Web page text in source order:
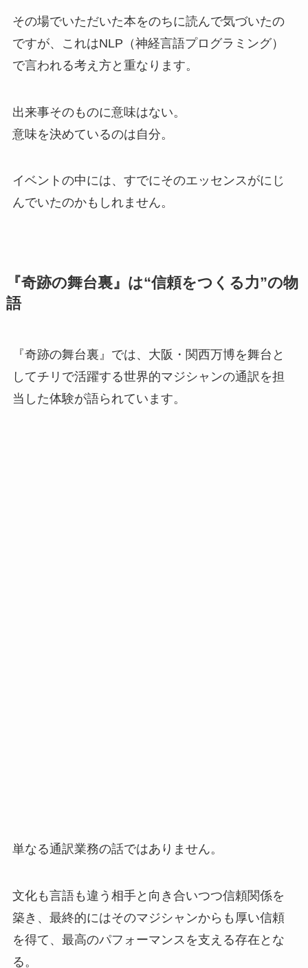
その場でいただいた本をのちに読んで気づいたの
ですが、これはNLP（神経言語プログラミング）
で言われる考え方と重なります。
出来事そのものに意味はない。
意味を決めているのは自分。
イベントの中には、すでにそのエッセンスがにじ
んでいたのかもしれません。
『奇跡の舞台裏』は“信頼をつくる力”の物
語
『奇跡の舞台裏』では、大阪・関西万博を舞台と
してチリで活躍する世界的マジシャンの通訳を担
当した体験が語られています。
単なる通訳業務の話ではありません。
文化も言語も違う相手と向き合いつつ信頼関係を
築き、最終的にはそのマジシャンからも厚い信頼
を得て、最高のパフォーマンスを支える存在とな
る。